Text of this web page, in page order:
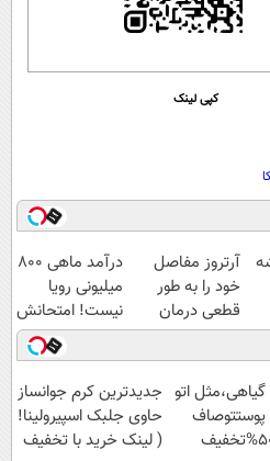
کپی لینک
آرتروز مفاصل
خود را به طور
قطعی درمان
کنید!
◗پرسش‌نامه◖
درآمد ماهی 800
میلیونی رویا
نیست! امتحانش
مجانیه😉
اتو جدیدترین کرم جوانساز
حاوی جلبک اسپیرولینا!
( لینک خرید با تخفیف